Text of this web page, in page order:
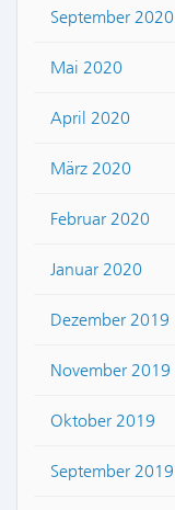
September 2020
Mai 2020
April 2020
März 2020
Februar 2020
Januar 2020
Dezember 2019
November 2019
Oktober 2019
September 2019